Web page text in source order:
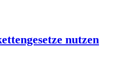
nutzen